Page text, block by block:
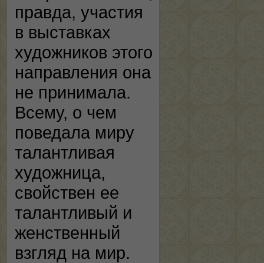
правда, участия
в выставках
художников этого
направления она
не принимала.
Всему, о чем
поведала миру
талантливая
художница,
свойствен ее
талантливый и
женственный
взгляд на мир.